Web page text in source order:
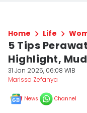
Home Life
5 Tips
Highlight,
31 Jan 2025, 06:08 WIB
Marissa Zefanya
News Channel